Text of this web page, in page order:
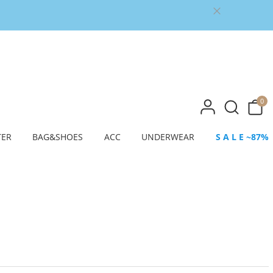
0
BAG&SHOES ACC UNDERWEAR S A L E ~87%